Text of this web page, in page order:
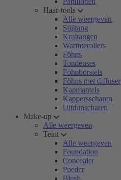
Haar-tools
Alle weergeven
Stijltang
Krultangen
Warmterollers
Föhns
Tondeuses
Föhnborstels
Föhns met diffuser
Kapmantels
Kappersscharen
Uitdunscharen
Make-up
Alle weergeven
Teint
Alle weergeven
Foundation
Concealer
Poeder
Blush